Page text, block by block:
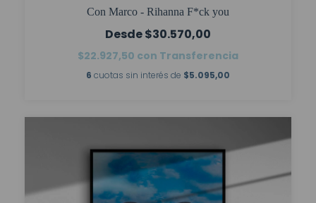
Con Marco - Rihanna F*ck you
$30.570,00
$22.927,50 con Transferencia
6 cuotas sin interés de $5.095,00